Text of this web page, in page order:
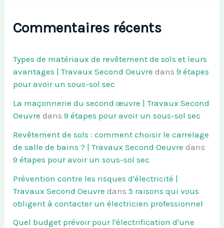
Commentaires récents
Types de matériaux de revêtement de sols et leurs
avantages | Travaux Second Oeuvre dans9 étapes
pour avoir un sous-sol sec
La maçonnerie du second œuvre | Travaux Second
Oeuvre dans9 étapes pour avoir un sous-sol sec
Revêtement de sols : comment choisir le carrelage
de salle de bains ? | Travaux Second Oeuvre dans
9 étapes pour avoir un sous-sol sec
Prévention contre les risques d'électricité |
Travaux Second Oeuvre dans5 raisons qui vous
obligent à contacter un électricien professionnel
Quel budget prévoir pour l'électrification d'une